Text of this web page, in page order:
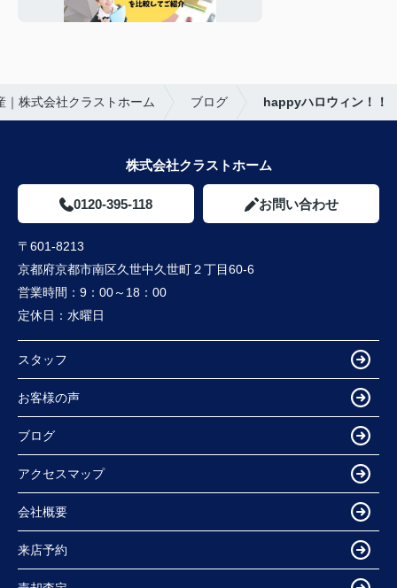
｜株式会社クラストホーム ブログ happyハロウィン！！
株式会社クラストホーム
0120-395-118 お問い合わせ
〒601-8213
京都府京都市南区久世中久世町２丁目60-6
営業時間： 9：00～18：00
定休日： 水曜日
スタッフ
お客様の声
ブログ
アクセスマップ
会社概要
来店予約